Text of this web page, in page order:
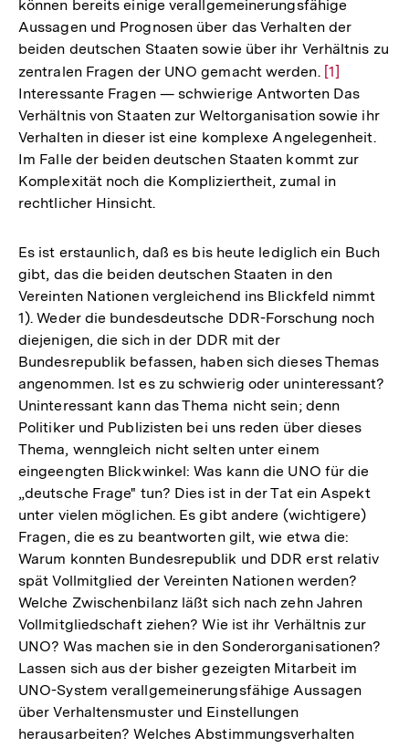
können bereits einige verallgemeinerungsfähige
Aussagen und Prognosen über das Verhalten der
beiden deutschen Staaten sowie über ihr Verhältnis zu
zentralen Fragen der UNO gemacht werden. Zur
Auflösung
der
Fußnote
[1]
Interessante Fragen — schwierige Antworten Das
Verhältnis von Staaten zur Weltorganisation sowie ihr
Verhalten in dieser ist eine komplexe Angelegenheit.
Im Falle der beiden deutschen Staaten kommt zur
Komplexität noch die Kompliziertheit, zumal in
rechtlicher Hinsicht.
Es ist erstaunlich, daß es bis heute lediglich ein Buch
gibt, das die beiden deutschen Staaten in den
Vereinten Nationen vergleichend ins Blickfeld nimmt
1). Weder die bundesdeutsche DDR-Forschung noch
diejenigen, die sich in der DDR mit der
Bundesrepublik befassen, haben sich dieses Themas
angenommen. Ist es zu schwierig oder uninteressant?
Uninteressant kann das Thema nicht sein; denn
Politiker und Publizisten bei uns reden über dieses
Thema, wenngleich nicht selten unter einem
eingeengten Blickwinkel: Was kann die UNO für die
„deutsche Frage" tun? Dies ist in der Tat ein Aspekt
unter vielen möglichen. Es gibt andere (wichtigere)
Fragen, die es zu beantworten gilt, wie etwa die:
Warum konnten Bundesrepublik und DDR erst relativ
spät Vollmitglied der Vereinten Nationen werden?
Welche Zwischenbilanz läßt sich nach zehn Jahren
Vollmitgliedschaft ziehen? Wie ist ihr Verhältnis zur
UNO? Was machen sie in den Sonderorganisationen?
Lassen sich aus der bisher gezeigten Mitarbeit im
UNO-System verallgemeinerungsfähige Aussagen
über Verhaltensmuster und Einstellungen
herausarbeiten? Welches Abstimmungsverhalten